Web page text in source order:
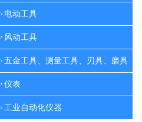
电动工具
风动工具
五金工具、测量工具、刃具、磨具
仪表
工业自动化仪器